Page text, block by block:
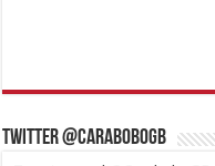
Twitter @CaraboboGB